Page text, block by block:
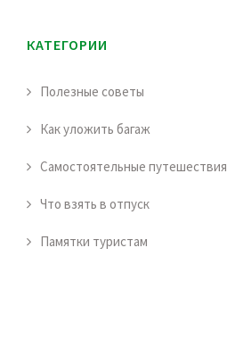
КАТЕГОРИИ
Полезные советы
Как уложить багаж
Самостоятельные путешествия
Что взять в отпуск
Памятки туристам